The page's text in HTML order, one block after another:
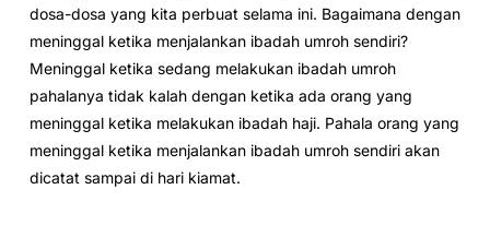
dosa-dosa yang kita perbuat selama ini. Bagaimana dengan
meninggal ketika menjalankan ibadah umroh sendiri?
Meninggal ketika sedang melakukan ibadah umroh
pahalanya tidak kalah dengan ketika ada orang yang
meninggal ketika melakukan ibadah haji. Pahala orang yang
meninggal ketika menjalankan ibadah umroh sendiri akan
dicatat sampai di hari kiamat.